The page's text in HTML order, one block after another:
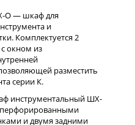
О — шкаф для
и
Комплектуется 2
окном из
разместить
серии К.
инструментальный ШХ-
перфорированными
и двумя задними